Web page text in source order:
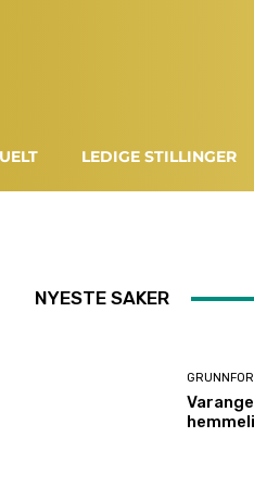
LEDIGE STILLINGER
NYESTE SAKER